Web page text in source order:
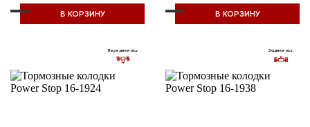
В КОРЗИНУ В КОРЗИНУ
Передняя ось Задняя ось